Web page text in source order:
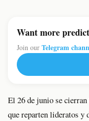
Want more
Join our Telegram
El 26 de junio se cierran
que reparten lideratos y